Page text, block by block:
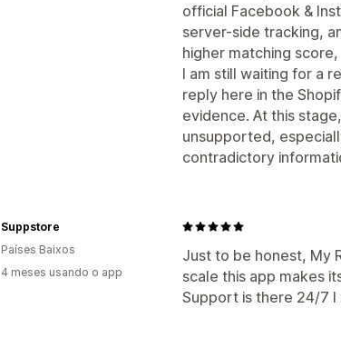
official Facebook &
server-side tracking,
higher matching
I am still waiting for a
reply here in the
evidence. At this
unsupported,
contradictory
Just to be honest, My
scale this app makes
Support is there 24/7
Suppstore
Países Baixos
4 meses usando o app